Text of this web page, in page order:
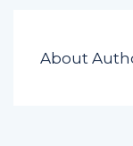
About